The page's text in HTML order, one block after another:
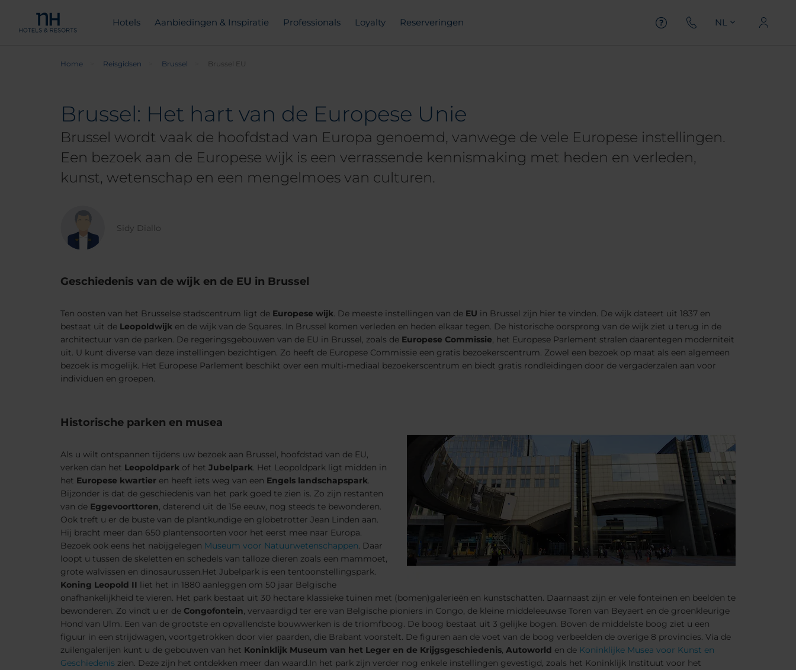
Hotels Aanbiedingen & Inspiratie Professionals Loyalty Reserveringen NL
Home Reisgidsen Brussel Brussel EU
Brussel: Het hart van de Europese Unie
Brussel wordt vaak de hoofdstad van Europa genoemd, vanwege de vele Europese instellingen.
Een bezoek aan de Europese wijk is een verrassende kennismaking met heden en verleden,
kunst, wetenschap en een mengelmoes van culturen.
Sidy Diallo
Geschiedenis van de wijk en de EU in Brussel
Ten oosten van het Brusselse stadscentrum ligt de Europese wijk. De meeste instellingen van de EU in Brussel zijn hier te vinden. De wijk dateert uit 1837 en
bestaat uit de Leopoldwijk en de wijk van de Squares. In Brussel komen verleden en heden elkaar tegen. De historische oorsprong van de wijk ziet u terug in de
architectuur van de parken. De regeringsgebouwen van de EU in Brussel, zoals de Europese Commissie, het Europese Parlement stralen daarentegen moderniteit
uit. U kunt diverse van deze instellingen bezichtigen. Zo heeft de Europese Commissie een gratis bezoekerscentrum. Zowel een bezoek op maat als een algemeen
bezoek is mogelijk. Het Europese Parlement beschikt over een multi-mediaal bezoekerscentrum en biedt gratis rondleidingen door de vergaderzalen aan voor
individuen en groepen.
Historische parken en musea
Als u wilt ontspannen tijdens uw bezoek aan Brussel, hoofdstad van de EU,
verken dan het Leopoldpark of het Jubelpark. Het Leopoldpark ligt midden in
het Europese kwartier en heeft iets weg van een Engels landschapspark.
Bijzonder is dat de geschiedenis van het park goed te zien is. Zo zijn restanten
van de Eggevoorttoren, daterend uit de 15e eeuw, nog steeds te bewonderen.
Ook treft u er de buste van de plantkundige en globetrotter Jean Linden aan.
Hij bracht meer dan 650 plantensoorten voor het eerst mee naar Europa.
Bezoek ook eens het nabijgelegen Museum voor Natuurwetenschappen. Daar
loopt u tussen de skeletten en schedels van talloze dieren zoals een mammoet,
grote walvissen en dinosaurussen.Het Jubelpark is een tentoonstellingspark.
Koning Leopold II liet het in 1880 aanleggen om 50 jaar Belgische
onafhankelijkheid te vieren. Het park bestaat uit 30 hectare klassieke tuinen met (bomen)galerieën en kunstschatten. Daarnaast zijn er vele fonteinen en beelden te
bewonderen. Zo vindt u er de Congofontein, vervaardigd ter ere van Belgische pioniers in Congo, de kleine middeleeuwse Toren van Beyaert en de groenkleurige
Hond van Ulm. Een van de grootste en opvallendste bouwwerken is de triomfboog. De boog bestaat uit 3 gelijke bogen. Boven de middelste boog ziet u een
figuur in een strijdwagen, voortgetrokken door vier paarden, die Brabant voorstelt. De figuren aan de voet van de boog verbeelden de overige 8 provincies. Via de
zuilengalerijen kunt u de gebouwen van het Koninklijk Museum van het Leger en de Krijgsgeschiedenis, Autoworld en de Koninklijke Musea voor Kunst en
Geschiedenis zien. Deze zijn het ontdekken meer dan waard.In het park zijn verder nog enkele instellingen gevestigd, zoals het Koninklijk Instituut voor het